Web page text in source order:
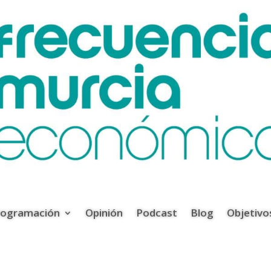
Opinión Podcast Blog